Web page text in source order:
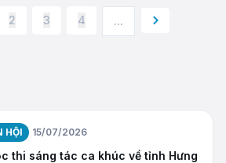
2 3 4 ... Next »
HỘI 15/07/2026
thi sáng tác ca khúc về tỉnh Hưng